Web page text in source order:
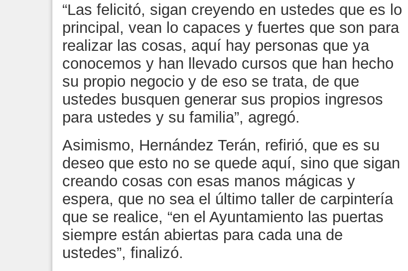
“Las felicitó, sigan creyendo en ustedes que es lo
principal, vean lo capaces y fuertes que son para
realizar las cosas, aquí hay personas que ya
conocemos y han llevado cursos que han hecho
su propio negocio y de eso se trata, de que
ustedes busquen generar sus propios ingresos
para ustedes y su familia”, agregó.
Asimismo, Hernández Terán, refirió, que es su
deseo que esto no se quede aquí, sino que sigan
creando cosas con esas manos mágicas y
espera, que no sea el último taller de carpintería
que se realice, “en el Ayuntamiento las puertas
siempre están abiertas para cada una de
ustedes”, finalizó.